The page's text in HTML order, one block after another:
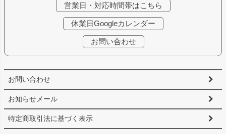
お問い合わせ
お知らせメール
特定商取引法に基づく表示
営業日・対応時間帯はこちら
休業日Googleカレンダー
お問い合わせ